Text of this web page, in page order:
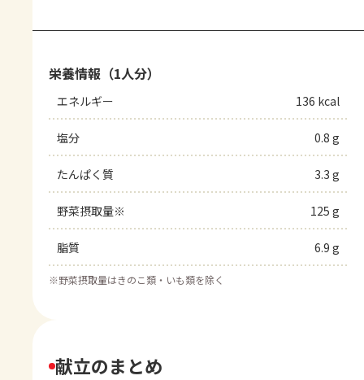
栄養情報（1人分）
エネルギー 136 kcal
塩分 0.8 g
たんぱく質 3.3 g
野菜摂取量※ 125 g
脂質 6.9 g
※野菜摂取量はきのこ類・いも類を除く
献立のまとめ